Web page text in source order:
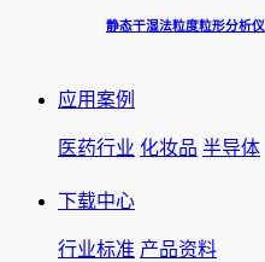
静态干湿法粒度粒形分析仪
应用案例
医药行业 化妆品 半导体
下载中心
行业标准 产品资料